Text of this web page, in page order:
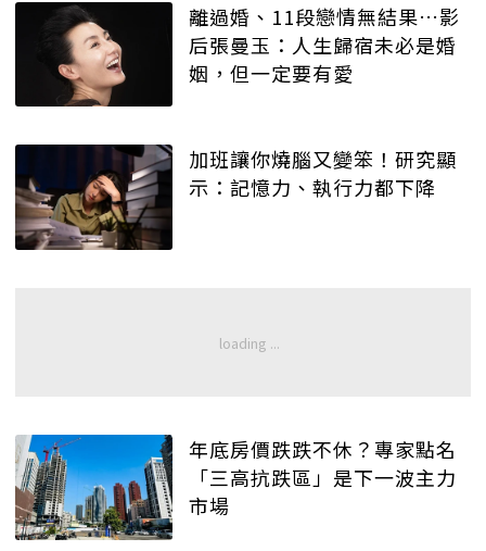
離過婚、11段戀情無結果…影
后張曼玉：人生歸宿未必是婚
姻，但一定要有愛
加班讓你燒腦又變笨！研究顯
示：記憶力、執行力都下降
年底房價跌跌不休？專家點名
「三高抗跌區」是下一波主力
市場